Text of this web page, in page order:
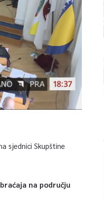
sjednici Skupštine
na području